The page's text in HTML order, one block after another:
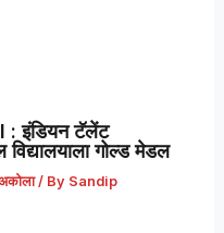
इंडियन टॅलेंट
गोल्ड मेडल
/ By Sandip